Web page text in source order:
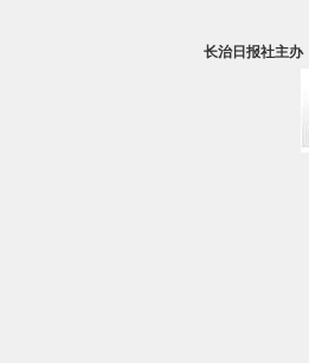
长治日报社主办